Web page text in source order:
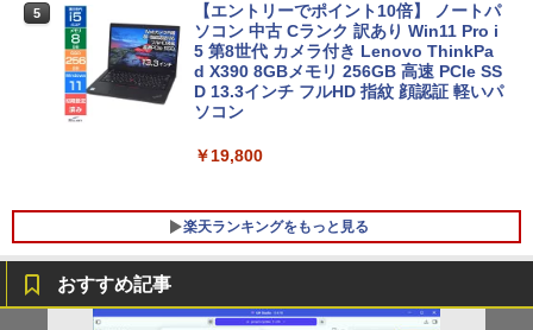
5
【エントリーでポイント10倍】 ノートパ
ソコン 中古 Cランク 訳あり Win11 Pro i
5 第8世代 カメラ付き Lenovo ThinkPa
d X390 8GBメモリ 256GB 高速 PCIe SS
D 13.3インチ フルHD 指紋 顔認証 軽いパ
ソコン
￥19,800
楽天ランキングをもっと見る
おすすめ記事